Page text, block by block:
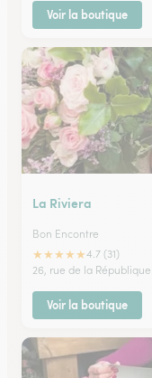
Voir la boutique
La Riviera
Bon Encontre
★★★★★4.7 (31)
26, rue de la République
Voir la boutique